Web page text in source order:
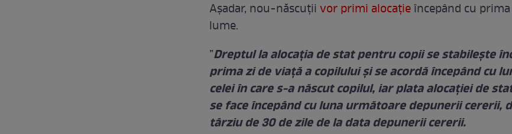
Așadar, nou-născuții vor primi alocațieîncepând cu
lume.
”Dreptul la alocația de stat pentru copii se stabilește
prima zi de viață a copilului şi se acordă începând cu
celei în care s-a născut copilul, iar plata alocației de
se face începând cu luna următoare depunerii cererii,
târziu de 30 de zile de la data depunerii cererii.